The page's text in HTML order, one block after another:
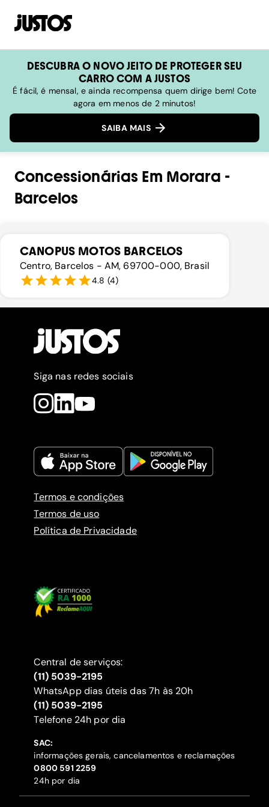
DESCUBRA O NOVO JEITO DE PROTEGER SEU
CARRO COM A JUSTOS
É fácil, é mensal, e ainda recompensa quem dirige bem! Cote
agora em menos de 2 minutos!
SAIBA MAIS
Concessionárias Em Morara -
Barcelos
CANOPUS MOTOS BARCELOS
Centro, Barcelos - AM, 69700-000, Brasil
4.8 (4)
Siga nas redes sociais
Termos e condições
Termos de uso
Política de Privacidade
Central de serviços:
(11) 5039-2195
WhatsApp dias úteis das 7h às 20h
(11) 5039-2195
‍Telefone 24h por dia
SAC:
informações gerais, cancelamentos e reclamações
‍0800 591 2259
24h por dia